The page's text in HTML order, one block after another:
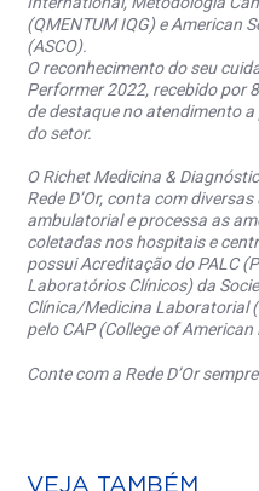
(QMENTUM IQG) e American
(ASCO).
O reconhecimento do seu
Performer 2022, recebido por
de destaque no atendimento
do setor.
O Richet Medicina &
Rede D’Or, conta com
ambulatorial e processa as
coletadas nos hospitais e
possui Acreditação do PALC
Laboratórios Clínicos) da
Clínica/Medicina Laboratorial
pelo CAP (College of
Conte com a Rede D’Or
VEJA TAMBÉM